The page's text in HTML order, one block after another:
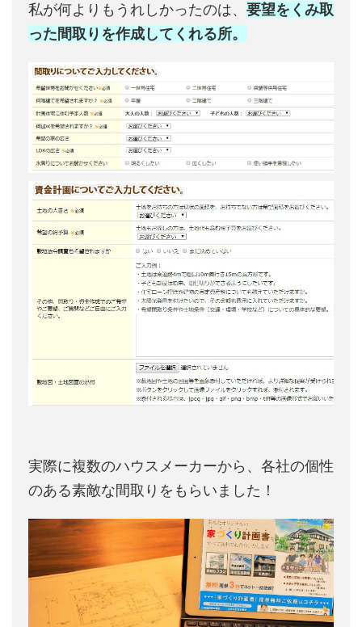
私が何よりもうれしかったのは、 要望をくみ取
った間取りを作成してくれる所。
実際に複数のハウスメーカーから、各社の個性
のある素敵な間取りをもらいました！